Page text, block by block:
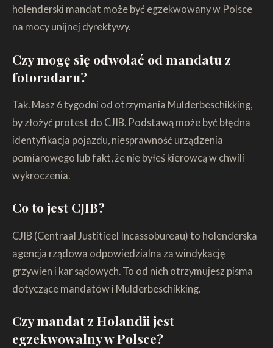
holenderski mandat może być egzekwowany w Polsce
na mocy unijnej dyrektywy.
Czy mogę się odwołać od mandatu z
fotoradaru?
Tak. Masz 6 tygodni od otrzymania Mulderbeschikking,
by złożyć protest do CJIB. Podstawą może być błędna
identyfikacja pojazdu, niesprawność urządzenia
pomiarowego lub fakt, że nie byłeś kierowcą w chwili
wykroczenia.
Co to jest CJIB?
CJIB (Centraal Justitieel Incassobureau) to holenderska
agencja rządowa odpowiedzialna za windykację
grzywien i kar sądowych. To od nich otrzymujesz pisma
dotyczące mandatów i Mulderbeschikking.
Czy mandat z Holandii jest
egzekwowalny w Polsce?